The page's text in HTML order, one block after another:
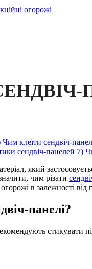
огорожі
Чим клеїти сендвіч-
сендвіч-панелей 7)
який
чим різати
в залежності від
панелі?
стикувати